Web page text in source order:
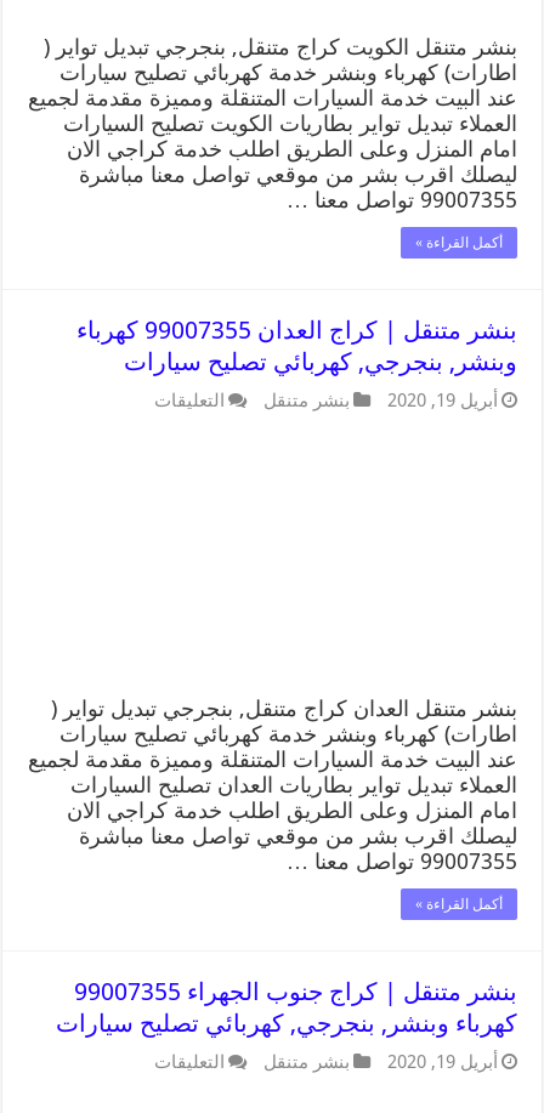
بنشر متنقل الكويت كراج متنقل, بنجرجي تبديل تواير (
اطارات) كهرباء وبنشر خدمة كهربائي تصليح سيارات
عند البيت خدمة السيارات المتنقلة ومميزة مقدمة لجميع
العملاء تبديل تواير بطاريات الكويت تصليح السيارات
امام المنزل وعلى الطريق اطلب خدمة كراجي الان
ليصلك اقرب بشر من موقعي تواصل معنا مباشرة
99007355 تواصل معنا …
أكمل القراءة »
بنشر متنقل | كراج العدان 99007355 كهرباء
وبنشر, بنجرجي, كهربائي تصليح سيارات
أبريل 19, 2020 بنشر متنقل التعليقات
بنشر متنقل العدان كراج متنقل, بنجرجي تبديل تواير (
اطارات) كهرباء وبنشر خدمة كهربائي تصليح سيارات
عند البيت خدمة السيارات المتنقلة ومميزة مقدمة لجميع
العملاء تبديل تواير بطاريات العدان تصليح السيارات
امام المنزل وعلى الطريق اطلب خدمة كراجي الان
ليصلك اقرب بشر من موقعي تواصل معنا مباشرة
99007355 تواصل معنا …
أكمل القراءة »
بنشر متنقل | كراج جنوب الجهراء 99007355
كهرباء وبنشر, بنجرجي, كهربائي تصليح سيارات
أبريل 19, 2020 بنشر متنقل التعليقات